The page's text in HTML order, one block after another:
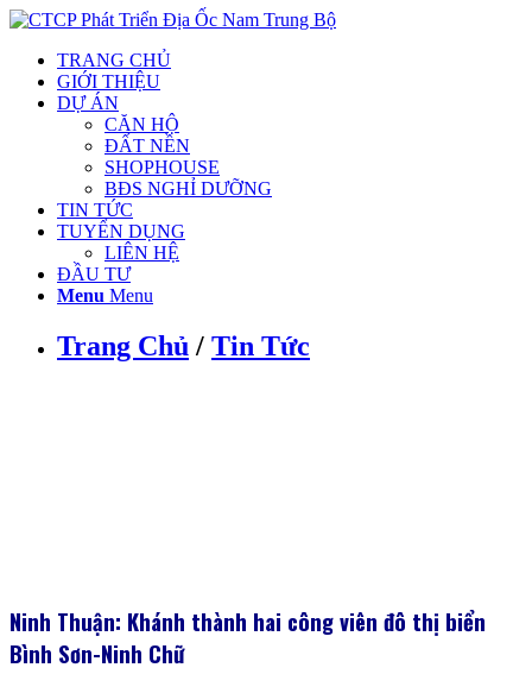
TRANG CHỦ
GIỚI THIỆU
DỰ ÁN
CĂN HỘ
ĐẤT NỀN
SHOPHOUSE
BĐS NGHỈ DƯỠNG
TIN TỨC
TUYỂN DỤNG
LIÊN HỆ
ĐẦU TƯ
Menu Menu
Trang Chủ / Tin Tức
Ninh Thuận: Khánh thành hai công viên đô thị biển
Bình Sơn-Ninh Chữ